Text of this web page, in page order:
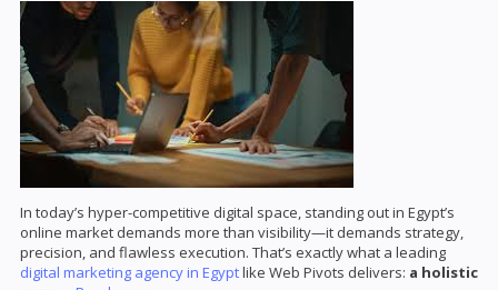
In today’s hyper-competitive digital space, standing out in Egypt’s
online market demands more than visibility—it demands strategy,
precision, and flawless execution. That’s exactly what a leading
digital marketing agency in Egyptlike Web Pivots delivers: a holistic